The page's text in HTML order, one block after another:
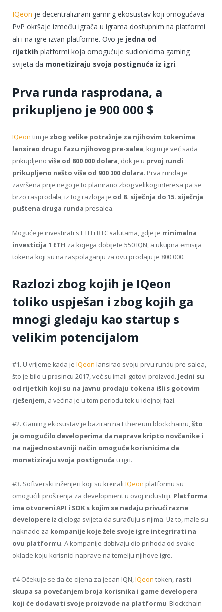
IQeon je decentralizirani gaming ekosustav koji omogućava
PvP okršaje između igrača u igrama dostupnim na platformi
ali i na igre izvan platforme. Ovo je jedna od
rijetkih platformi koja omogućuje sudionicima gaming
svijeta da monetiziraju svoja postignuća iz igri.
Prva runda rasprodana, a
prikupljeno je 900 000 $
IQeon tim je zbog velike potražnje za njihovim tokenima
lansirao drugu fazu njihovog pre-salea, kojim je već sada
prikupljeno više od 800 000 dolara, dok je u prvoj rundi
prikupljeno nešto više od 900 000 dolara. Prva runda je
završena prije nego je to planirano zbog velikog interesa pa se
brzo rasprodala, iz tog razloga je od 8. siječnja do 15. siječnja
puštena druga runda presalea.
Moguće je investirati s ETH i BTC valutama, gdje je minimalna
investicija 1 ETH za kojega dobijete 550 IQN, a ukupna emisija
tokena koji su na raspolaganju za ovu prodaju je 800 000.
Razlozi zbog kojih je IQeon
toliko uspješan i zbog kojih ga
mnogi gledaju kao startup s
velikim potencijalom
#1. U vrijeme kada je IQeon lansirao svoju prvu rundu pre-salea,
što je bilo u prosincu 2017, već su imali gotovi proizvod. Jedni su
od rijetkih koji su na javnu prodaju tokena išli s gotovim
rješenjem, a većina je u tom periodu tek u idejnoj fazi.
#2. Gaming ekosustav je baziran na Ethereum blockchainu,što
je omogućilo developerima da naprave kripto novčanike i
na najjednostavniji način omoguće korisnicima da
monetiziraju svoja postignuća u igri.
#3. Softverski inženjeri koji su kreirali IQeon platformu su
omogućili proširenja za development u ovoj industriji. Platforma
ima otvoreni API i SDK s kojim se nadaju privući razne
developere iz cijeloga svijeta da surađuju s njima. Uz to, male su
naknade za kompanije koje žele svoje igre integrirati na
ovu platformu. A kompanije dobivaju dio prihoda od svake
oklade koju korisnici naprave na temelju njihove igre.
#4 Očekuje se da će cijena za jedan IQN,IQeon token, rasti
skupa sa povećanjem broja korisnika i game developera
koji će dodavati svoje proizvode na platformu. Blockchain